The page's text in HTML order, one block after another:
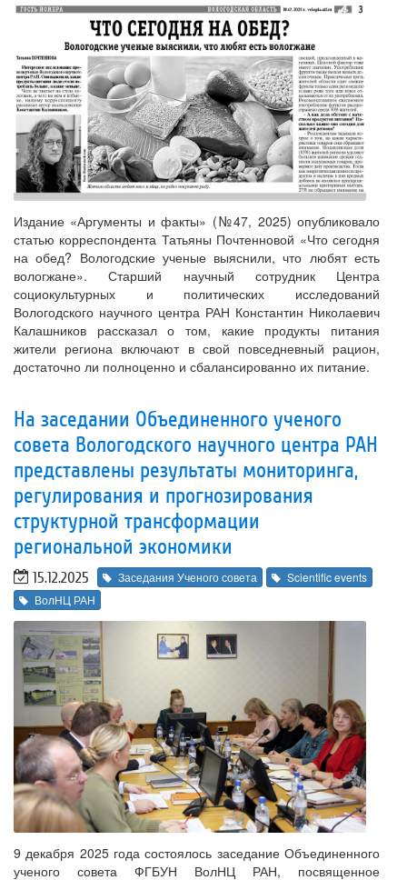
Издание «Аргументы и факты» (№47, 2025) опубликовало
статью корреспондента Татьяны Почтенновой «Что сегодня
на обед? Вологодские ученые выяснили, что любят есть
вологжане». Старший научный сотрудник Центра
социокультурных и политических исследований
Вологодского научного центра РАН Константин Николаевич
Калашников рассказал о том, какие продукты питания
жители региона включают в свой повседневный рацион,
достаточно ли полноценно и сбалансированно их питание.
На заседании Объединенного ученого
совета Вологодского научного центра РАН
представлены результаты мониторинга,
регулирования и прогнозирования
структурной трансформации
региональной экономики
15.12.2025 Заседания Ученого совета
Scientific events
ВолНЦ РАН
9 декабря 2025 года состоялось заседание Объединенного
ученого совета ФГБУН ВолНЦ РАН, посвященное